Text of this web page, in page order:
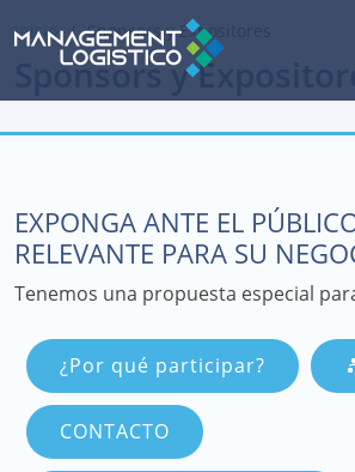
Inicio Sponsors y Expositores
Sponsors y
EXPONGA ANTE EL
RELEVANTE PARA SU
Tenemos una propuesta especial
¿Por qué participar?
CONTACTO